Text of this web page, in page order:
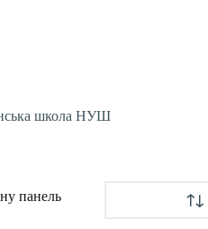
школа НУШ
панель